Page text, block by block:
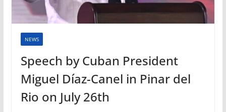
NEWS
Speech by Cuban President
Miguel Díaz-Canel in Pinar del
Rio on July 26th